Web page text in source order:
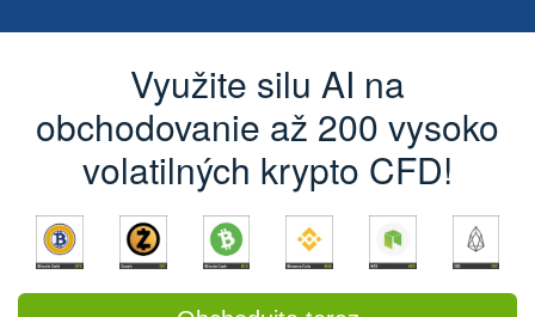
Využite silu AI na
obchodovanie až 200 vysoko
volatilných krypto CFD!